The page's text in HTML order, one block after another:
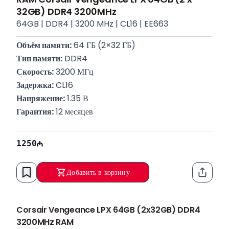
32GB) DDR4 3200MHz
64GB | DDR4 | 3200 MHz | CL16 | EE663
Объём памяти: 64 ГБ (2×32 ГБ)
Тип памяти: DDR4
Скорость: 3200 МГц
Задержка: CL16
Напряжение: 1.35 В
Гарантия: 12 месяцев
1250
Добавить в корзину
Corsair Vengeance LPX 64GB (2x32GB) DDR4
3200MHz RAM